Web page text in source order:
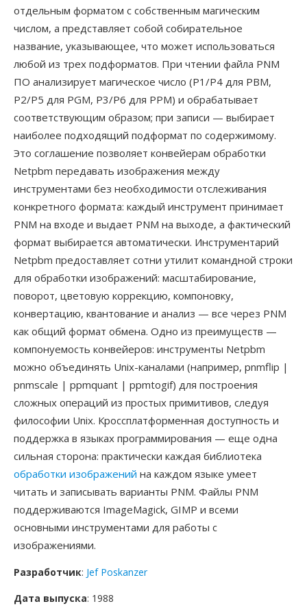
отдельным форматом с собственным магическим
числом, а представляет собой собирательное
название, указывающее, что может использоваться
любой из трех подформатов. При чтении файла PNM
ПО анализирует магическое число (P1/P4 для PBM,
P2/P5 для PGM, P3/P6 для PPM) и обрабатывает
соответствующим образом; при записи — выбирает
наиболее подходящий подформат по содержимому.
Это соглашение позволяет конвейерам обработки
Netpbm передавать изображения между
инструментами без необходимости отслеживания
конкретного формата: каждый инструмент принимает
PNM на входе и выдает PNM на выходе, а фактический
формат выбирается автоматически. Инструментарий
Netpbm предоставляет сотни утилит командной строки
для обработки изображений: масштабирование,
поворот, цветовую коррекцию, компоновку,
конвертацию, квантование и анализ — все через PNM
как общий формат обмена. Одно из преимуществ —
компонуемость конвейеров: инструменты Netpbm
можно объединять Unix-каналами (например, pnmflip |
pnmscale | ppmquant | ppmtogif) для построения
сложных операций из простых примитивов, следуя
философии Unix. Кроссплатформенная доступность и
поддержка в языках программирования — еще одна
сильная сторона: практически каждая библиотека
обработки изображений на каждом языке умеет
читать и записывать варианты PNM. Файлы PNM
поддерживаются ImageMagick, GIMP и всеми
основными инструментами для работы с
изображениями.
Разработчик: Jef Poskanzer
Дата выпуска: 1988